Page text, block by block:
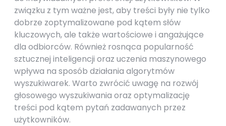
związku z tym ważne jest, aby treści były nie tylko
dobrze zoptymalizowane pod kątem słów
kluczowych, ale także wartościowe i angażujące
dla odbiorców. Również rosnąca popularność
sztucznej inteligencji oraz uczenia maszynowego
wpływa na sposób działania algorytmów
wyszukiwarek. Warto zwrócić uwagę na rozwój
głosowego wyszukiwania oraz optymalizację
treści pod kątem pytań zadawanych przez
użytkowników.